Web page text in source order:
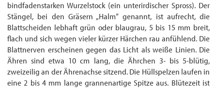
bindfadenstarken Wurzelstock (ein unterirdischer Spross). Der
Stängel, bei den Gräsern „Halm“ genannt, ist aufrecht, die
Blattscheiden lebhaft grün oder blaugrau, 5 bis 15 mm breit,
flach und sich wegen vieler kürzer Härchen rau anfühlend. Die
Blattnerven erscheinen gegen das Licht als weiße Linien. Die
Ähren sind etwa 10 cm lang, die Ährchen 3- bis 5-blütig,
zweizeilig an der Ährenachse sitzend. Die Hüllspelzen laufen in
eine 2 bis 4 mm lange grannenartige Spitze aus. Blütezeit ist